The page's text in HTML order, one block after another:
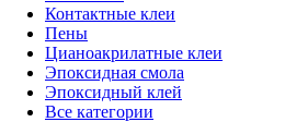
Контактные клеи
Пены
Цианоакрилатные клеи
Эпоксидная смола
Эпоксидный клей
Все категории